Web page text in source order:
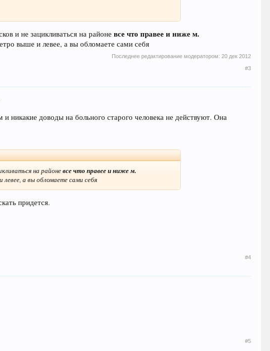
и не зацикливаться на районе все что правее и ниже м.
выше и левее, а вы обломаете сами себя
Последнее редактирование модератором: 20 дек 2012
#3
доводы на больного старого человека не действуют. Она
на районевсе что правее и ниже м.
а вы обломаете сами себя
придется.
#4
#5